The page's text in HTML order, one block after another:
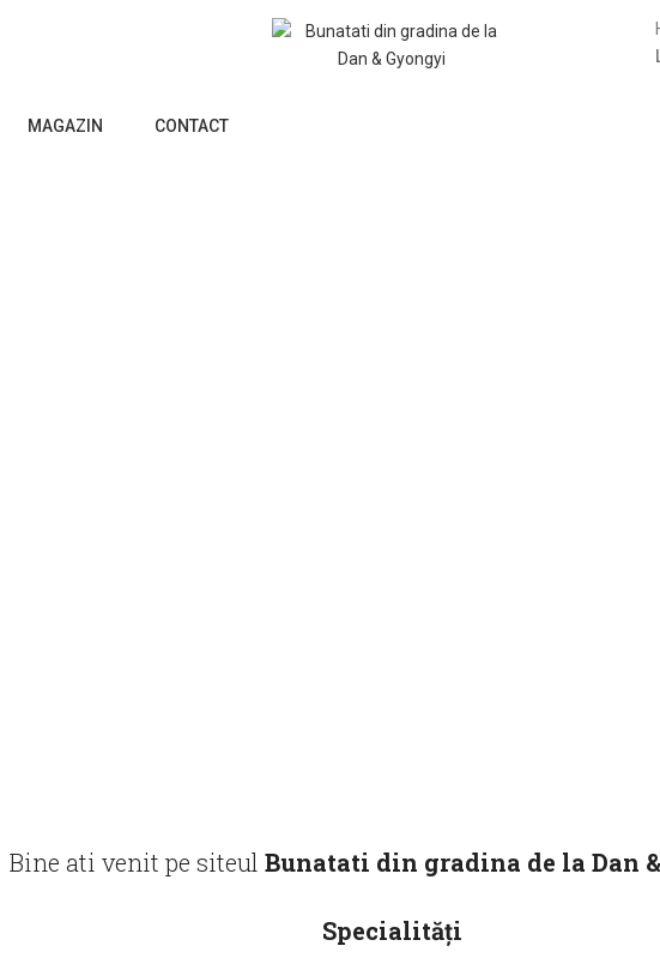
MAGAZIN CONTACT
Bine ati venit pe siteul Bunatati din gradina de la Dan
Specialități